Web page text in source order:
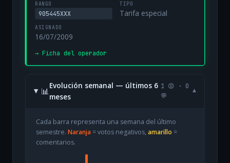
RANGO
905445XXX
TIPO
Tarifa especial
ASIGNADO
16/07/2009
→ Ficha del operador
📊
Evolución semanal — últimos 6
meses
1 😡 · 0
💬
▾
Cada barra representa una semana del último
semestre. Naranja= votos negativos, amarillo =
comentarios.